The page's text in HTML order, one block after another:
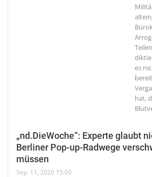
es
hat,
„nd.DieWoche“: Experte glaubt
Berliner Pop-up-Radwege
müssen
Sep. 11, 2020 15:00